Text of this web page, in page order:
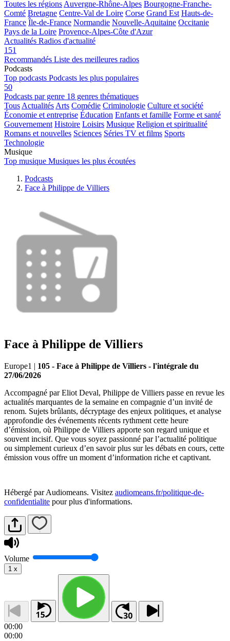
Toutes les régions Auvergne-Rhône-Alpes Bourgogne-Franche-
Comté Bretagne Centre-Val de Loire Corse Grand Est Hauts-de-
France Île-de-France Normandie Nouvelle-Aquitaine Occitanie
Pays de la Loire Provence-Alpes-Côte d'Azur
Actualités Radios d'actualité
151
Recommandés Liste des meilleures radios
Podcasts
Top podcasts Podcasts les plus populaires
50
Podcasts par genre 18 genres thématiques
Tous Actualités Arts Comédie Criminologie Culture et société
Économie et entreprise Éducation Enfants et famille Forme et santé
Gouvernement Histoire Loisirs Musique Religion et spiritualité
Romans et nouvelles Sciences Séries TV et films Sports
Technologie
Musique
Top musique Musiques les plus écoutées
Podcasts
Face à Philippe de Villiers
Face à Philippe de Villiers
Europe1 | 105 - Face à Philippe de Villiers - l'intégrale du
27/06/2026
Accompagné par Eliot Deval, Philippe de Villiers passe en revue les
actualités marquantes de la semaine en compagnie d’un invité de
renom. Sujets brûlants, décryptage des enjeux politiques, et analyse
approfondie des événements récents rythment cette heure
d’émission, où Philippe de Villiers apporte son regard unique et
souvent incisif. Que vous soyez passionné par l’actualité politique
ou simplement curieux d’en savoir plus sur les débats en cours, cette
émission vous offre un moment d’information riche et captivant.
Hébergé par Audiomeans. Visitez audiomeans.fr/politique-de-
confidentialite pour plus d'informations.
Volume
1 x
00:00
00:00